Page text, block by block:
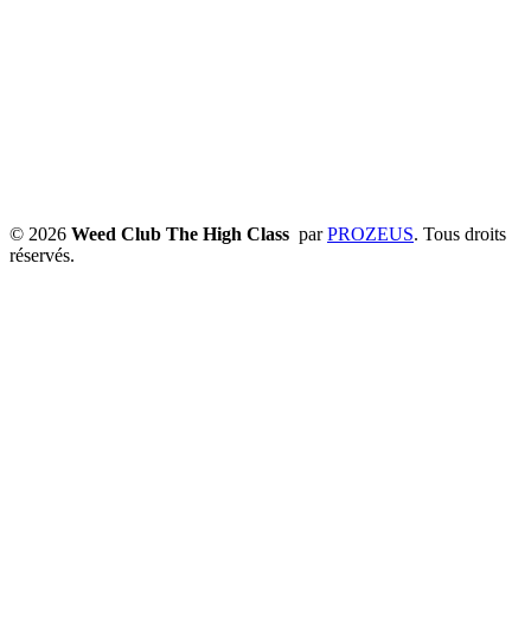
© 2026 Weed Club The High Class parPROZEUS. Tous droits
réservés.